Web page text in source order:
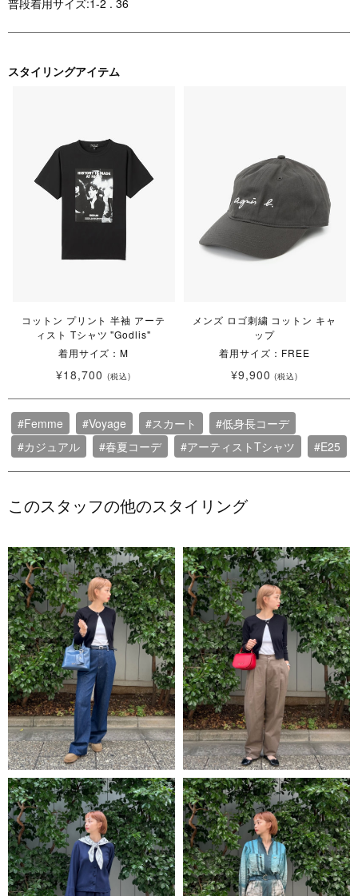
スタイリングアイテム
コットン プリント 半袖 アーテ
ィスト Tシャツ "Godlis"
着用サイズ：M
¥18,700 (税込)
メンズ ロゴ刺繍 コットン キャ
ップ
着用サイズ：FREE
¥9,900(税込)
#Femme #Voyage #スカート
#低身長コーデ
#カジュアル
#春夏コーデ #アーティストTシャツ #E25
このスタッフの他のスタイリング